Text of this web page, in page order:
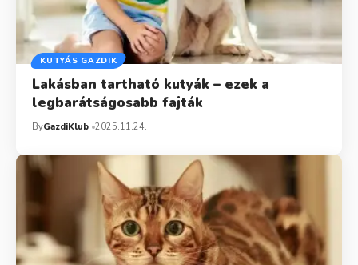
KUTYÁS GAZDIK
Lakásban tartható kutyák – ezek a
legbarátságosabb fajták
ByGazdiKlub 2025.11.24.